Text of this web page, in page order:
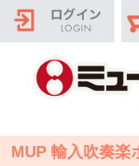
MUP 輸入吹奏楽